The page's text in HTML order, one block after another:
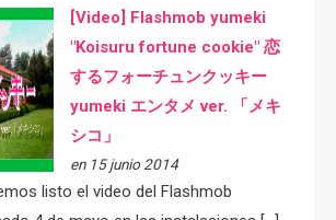
[Video] Flashmob yumeki
"Koisuru fortune cookie" 恋
するフォーチュンクッキー
yumeki エンタメ ver. 「メキ
シコ」
en 15 junio 2014
listo el video del Flashmob